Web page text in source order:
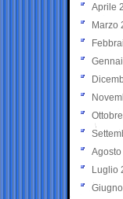
Aprile
Marzo
Luglio